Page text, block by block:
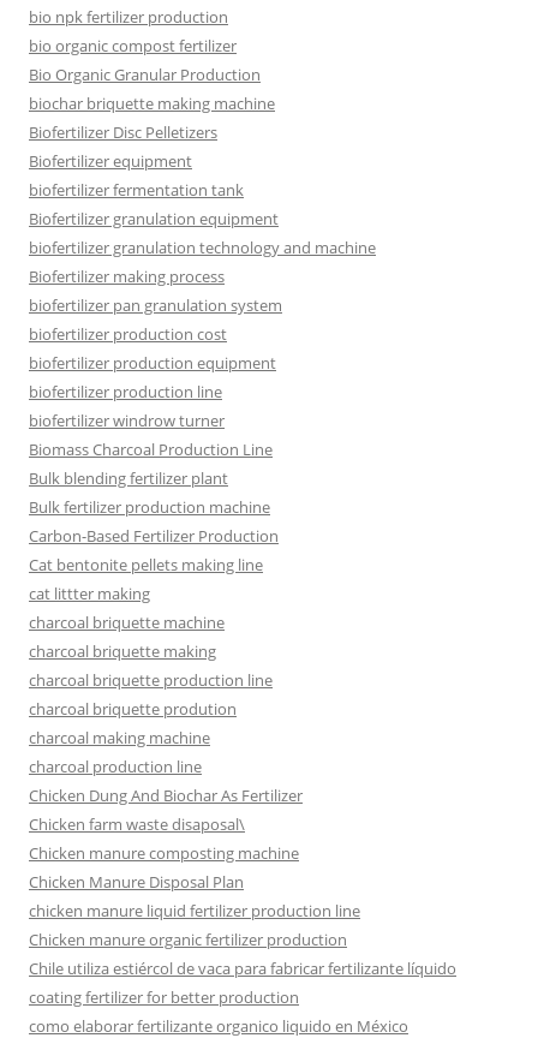
bio npk fertilizer production
bio organic compost fertilizer
Bio Organic Granular Production
biochar briquette making machine
Biofertilizer Disc Pelletizers
Biofertilizer equipment
biofertilizer fermentation tank
Biofertilizer granulation equipment
biofertilizer granulation technology and machine
Biofertilizer making process
biofertilizer pan granulation system
biofertilizer production cost
biofertilizer production equipment
biofertilizer production line
biofertilizer windrow turner
Biomass Charcoal Production Line
Bulk blending fertilizer plant
Bulk fertilizer production machine
Carbon-Based Fertilizer Production
Cat bentonite pellets making line
cat littter making
charcoal briquette machine
charcoal briquette making
charcoal briquette production line
charcoal briquette prodution
charcoal making machine
charcoal production line
Chicken Dung And Biochar As Fertilizer
Chicken farm waste disaposal\
Chicken manure composting machine
Chicken Manure Disposal Plan
chicken manure liquid fertilizer production line
Chicken manure organic fertilizer production
Chile utiliza estiércol de vaca para fabricar fertilizante líquido
coating fertilizer for better production
como elaborar fertilizante organico liquido en México